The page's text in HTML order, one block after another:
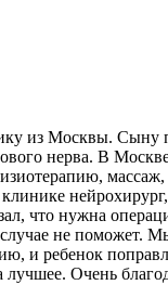
из Москвы. Сыну
нерва. В
что нужна
не поможет.
и ребенок
лучшее. Очень